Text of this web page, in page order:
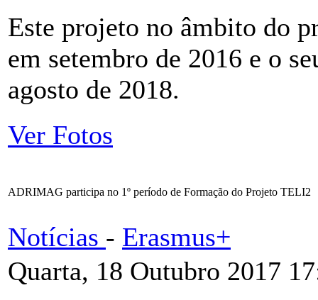
Este projeto no âmbito do
em setembro de 2016 e o
agosto de 2018.
Ver Fotos
ADRIMAG participa no 1º período de Formação do Projeto TELI2
Notícias - Erasmus+
Quarta, 18 Outubro 2017